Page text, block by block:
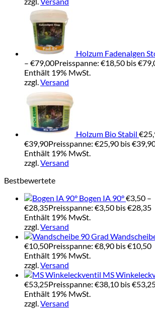
Holzum Fadenalgen
– €79,00Preisspanne: €18,50 bis
Enthält 19% MwSt.
zzgl.Versand
Holzum Bio Stabil €
€39,90Preisspanne: €25,90 bis
Enthält 19% MwSt.
zzgl.Versand
Bestbewertete
Bogen IA 90°€3,50 –
€28,35Preisspanne: €3,50 bis €28,35
Enthält 19% MwSt.
zzgl.Versand
€10,50Preisspanne: €8,90 bis €10,50
Enthält 19% MwSt.
zzgl.Versand
MS
€53,25Preisspanne: €38,10 bis
Enthält 19% MwSt.
zzgl.Versand